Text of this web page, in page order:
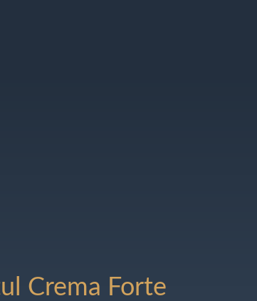
Crema Forte